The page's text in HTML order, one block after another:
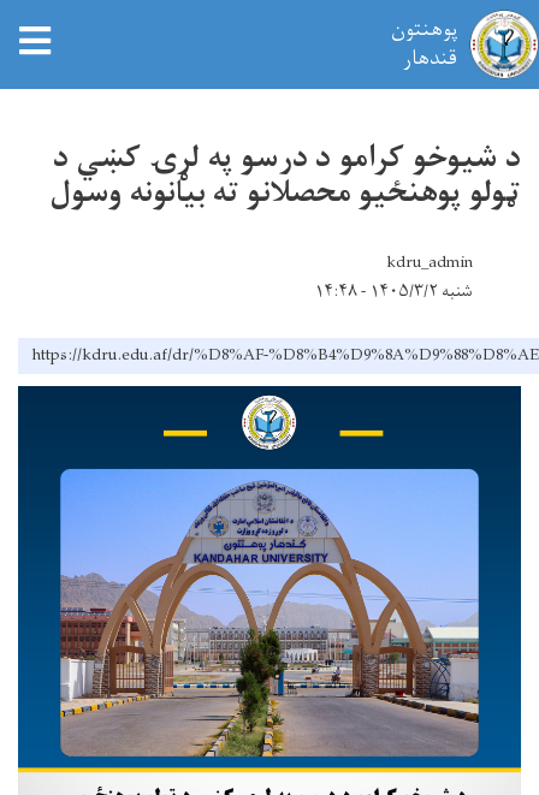
main
content
پوهنتون
قندهار
د شيوخو کرامو د درسو په لړۍ کښي د
ټولو پوهنځیو محصلانو ته بیانونه وسول
kdru_admin
شنبه ۱۴۰۵/۳/۲ - ۱۴:۴۸
https://kdru.edu.af/dr/%D8%AF-